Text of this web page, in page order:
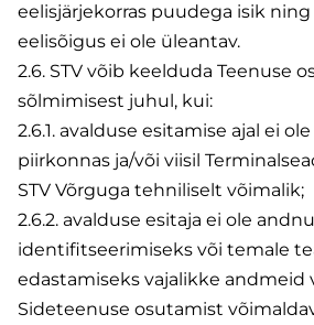
eelisjärjekorras puudega isik
eelisõigus ei ole üleantav.
2.6. STV võib keelduda Teenuse
sõlmimisest juhul, kui:
2.6.1. avalduse esitamise ajal ei
piirkonnas ja/või viisil
STV Võrguga tehniliselt võimalik;
2.6.2. avalduse esitaja ei ole
identifitseerimiseks või temale
edastamiseks vajalikke andmeid
Sideteenuse osutamist